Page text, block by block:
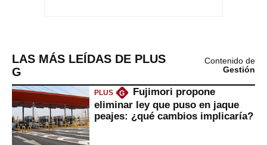
LAS MÁS LEÍDAS DE PLUS
G
Contenido de
Gestión
PLUS G
Fujimori propone
eliminar ley que puso en jaque
peajes: ¿qué cambios implicaría?